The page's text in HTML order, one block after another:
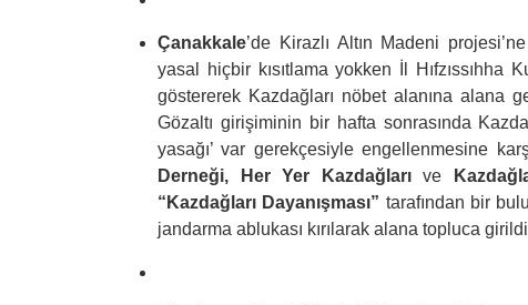
Çanakkale’de Kirazlı Altın Madeni
yasal hiçbir kısıtlama yokken İl Hıfzıssıhha
göstererek Kazdağları nöbet alanına alana
Gözaltı girişiminin bir hafta sonrasında
yasağı’ var gerekçesiyle engellenmesine
Derneği, Her Yer Kazdağlarıve
“Kazdağları Dayanışması” tarafından bir
jandarma ablukası kırılarak alana topluca